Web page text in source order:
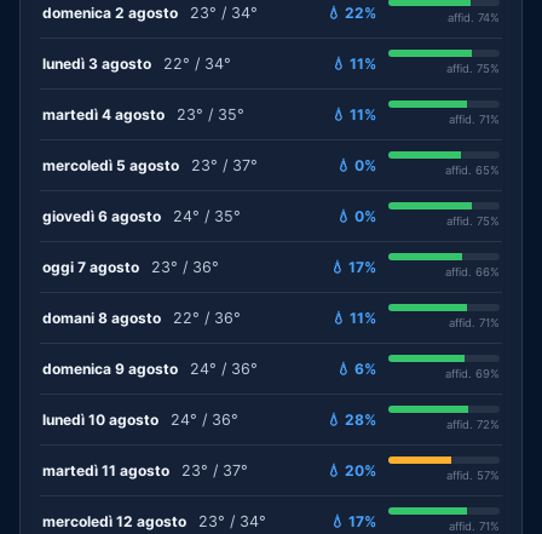
domenica 2 agosto 23° / 34° 💧 22% affid. 74%
lunedì 3 agosto 22° / 34° 💧 11% affid. 75%
martedì 4 agosto 23° / 35° 💧 11% affid. 71%
mercoledì 5 agosto 23° / 37° 💧 0% affid. 65%
giovedì 6 agosto 24° / 35° 💧 0% affid. 75%
oggi 7 agosto 23° / 36° 💧 17% affid. 66%
domani 8 agosto 22° / 36° 💧 11% affid. 71%
domenica 9 agosto 24° / 36° 💧 6% affid. 69%
lunedì 10 agosto 24° / 36° 💧 28% affid. 72%
martedì 11 agosto 23° / 37° 💧 20% affid. 57%
mercoledì 12 agosto 23° / 34° 💧 17% affid. 71%